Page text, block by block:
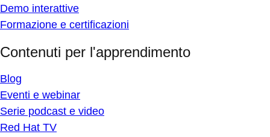
Demo interattive
Formazione e certificazioni
Contenuti per l'apprendimento
Blog
Eventi e webinar
Serie podcast e video
Red Hat TV